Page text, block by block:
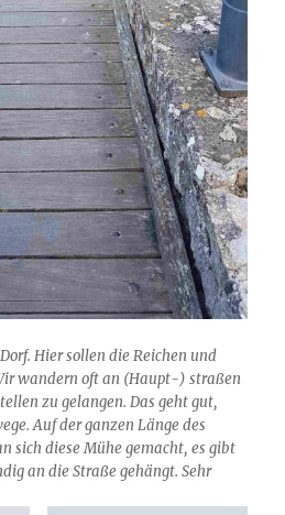
Hier sollen die Reichen und
wandern oft an (Haupt-) straßen
zu gelangen. Das geht gut,
Auf der ganzen Länge des
sich diese Mühe gemacht, es gibt
an die Straße gehängt. Sehr